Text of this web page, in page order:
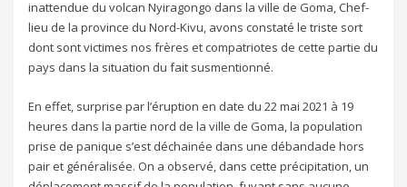
inattendue du volcan Nyiragongo dans la ville de Goma, Chef-
lieu de la province du Nord-Kivu, avons constaté le triste sort
dont sont victimes nos frères et compatriotes de cette partie du
pays dans la situation du fait susmentionné.
En effet, surprise par l’éruption en date du 22 mai 2021 à 19
heures dans la partie nord de la ville de Goma, la population
prise de panique s’est déchainée dans une débandade hors
pair et généralisée. On a observé, dans cette précipitation, un